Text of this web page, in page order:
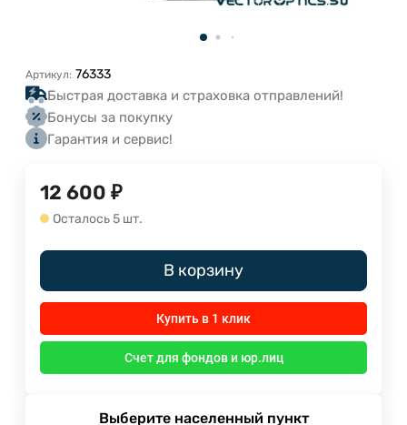
Артикул: 76333
Быстрая доставка и страховка отправлений!
Бонусы за покупку
Гарантия и сервис!
12 600 ₽
Осталось 5 шт.
В корзину
Купить в 1 клик
Счет для фондов и юр.лиц
Выберите населенный пункт